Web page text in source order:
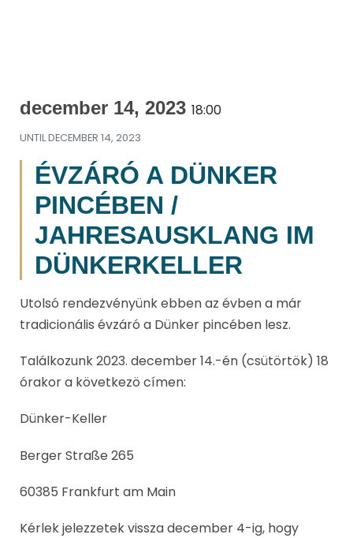
december 14, 2023 18:00
UNTILDECEMBER 14, 2023
ÉVZÁRÓ A DÜNKER
PINCÉBEN /
JAHRESAUSKLANG IM
DÜNKERKELLER
Utolsó rendezvényünk ebben az évben a már
tradicionális évzáró a Dünker pincében lesz.
Találkozunk 2023. december 14.-én (csütörtök) 18
órakor a következö címen:
Dünker-Keller
Berger Straße 265
60385 Frankfurt am Main
Kérlek jelezzetek vissza december 4-ig, hogy